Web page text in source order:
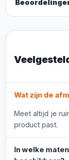
Wat zijn de
Meet altijd je
product past.
In welke